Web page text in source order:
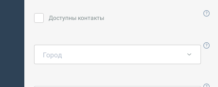
Доступны контакты
Город